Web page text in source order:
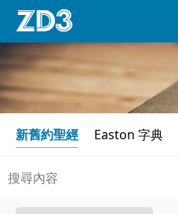
新舊約聖經 Easton 字典